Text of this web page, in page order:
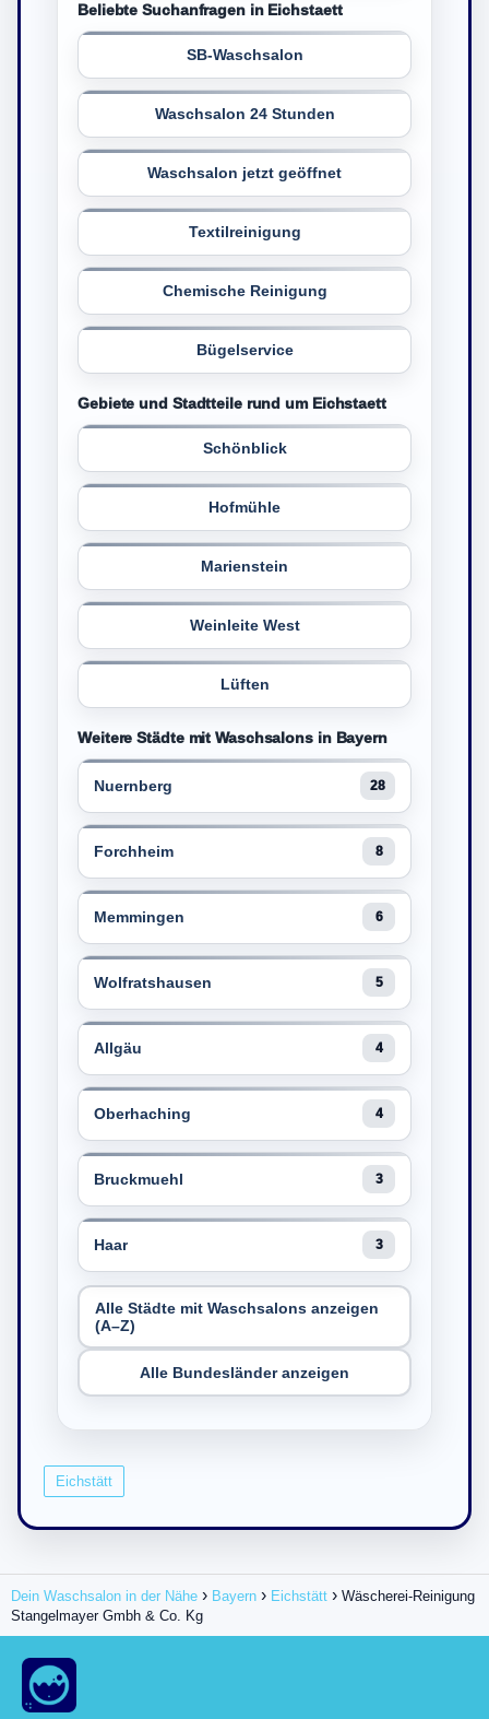
Beliebte Suchanfragen in Eichstaett
SB-Waschsalon
Waschsalon 24 Stunden
Waschsalon jetzt geöffnet
Textilreinigung
Chemische Reinigung
Bügelservice
Gebiete und Stadtteile rund um Eichstaett
Schönblick
Hofmühle
Marienstein
Weinleite West
Lüften
Weitere Städte mit Waschsalons in Bayern
Nuernberg 28
Forchheim 8
Memmingen 6
Wolfratshausen 5
Allgäu 4
Oberhaching 4
Bruckmuehl 3
Haar 3
Alle Städte mit Waschsalons anzeigen
(A–Z)
Alle Bundesländer anzeigen
Eichstätt
Dein Waschsalon in der Nähe Bayern Eichstätt
Wäscherei-Reinigung
Stangelmayer Gmbh & Co. Kg